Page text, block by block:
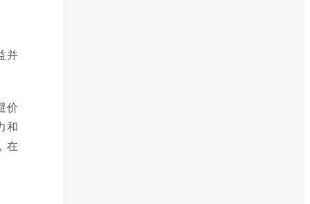
并
价
和
在